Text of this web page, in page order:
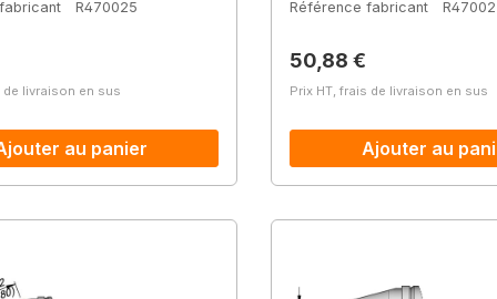
R470025
de livraison en sus
au panier
Référence fabricant
Prix régulier :
50,88 €
Prix HT, frais de livraison en sus
Ajouter au